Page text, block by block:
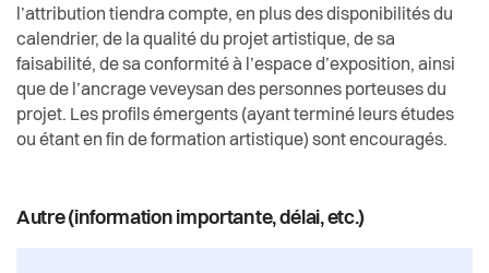
l’attribution tiendra compte, en plus des disponibilités du
calendrier, de la qualité du projet artistique, de sa
faisabilité, de sa conformité à l’espace d’exposition, ainsi
que de l’ancrage veveysan des personnes porteuses du
projet. Les profils émergents (ayant terminé leurs études
ou étant en fin de formation artistique) sont encouragés.
Autre (information importante, délai, etc.)